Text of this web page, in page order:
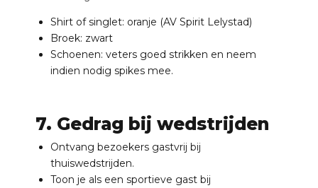
Shirt of singlet: oranje (AV Spirit Lelystad)
Broek: zwart
Schoenen: veters goed strikken en neem
indien nodig spikes mee.
7. Gedrag bij wedstrijden
Ontvang bezoekers gastvrij bij
thuiswedstrijden.
Toon je als een sportieve gast bij